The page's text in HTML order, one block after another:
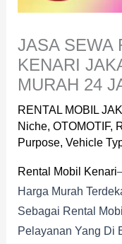
JASA SEWA
KENARI
MURAH 24
RENTAL MOBIL
Niche, OTOMOTIF,
Purpose, Vehicle
Rental Mobil Kenari
Harga Murah
Sebagai Rental
Pelayanan Yang Di